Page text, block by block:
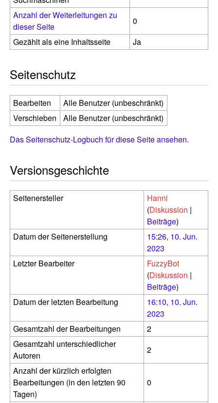
Anzahl der Weiterleitungen zu
dieser Seite
0
Gezählt als eine Inhaltsseite
Ja
Seitenschutz
Bearbeiten
Alle Benutzer (unbeschränkt)
Verschieben
Alle Benutzer (unbeschränkt)
Das Seitenschutz-Logbuch für diese Seite ansehen.
Versionsgeschichte
Seitenersteller
Hanni
(Diskussion |
Beiträge)
Datum der Seitenerstellung
15:26, 10. Jun.
2023
Letzter Bearbeiter
FuzzyBot
(Diskussion |
Beiträge)
Datum der letzten Bearbeitung
16:10, 10. Jun.
2023
Gesamtzahl der Bearbeitungen
2
Gesamtzahl unterschiedlicher
Autoren
2
Anzahl der kürzlich erfolgten
Bearbeitungen (in den letzten 90
Tagen)
0